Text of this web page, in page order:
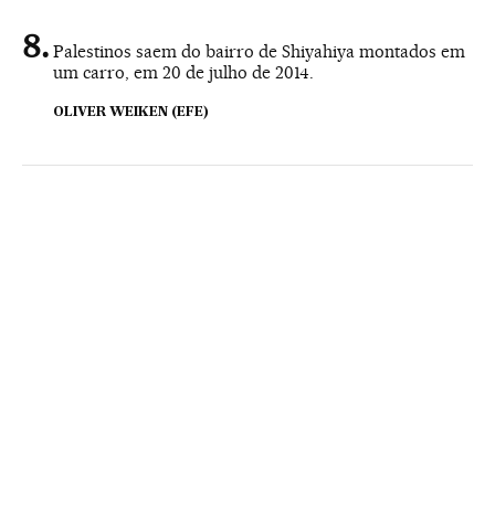
Palestinos saem do bairro de Shiyahiya montados em
um carro, em 20 de julho de 2014.
OLIVER WEIKEN (EFE)